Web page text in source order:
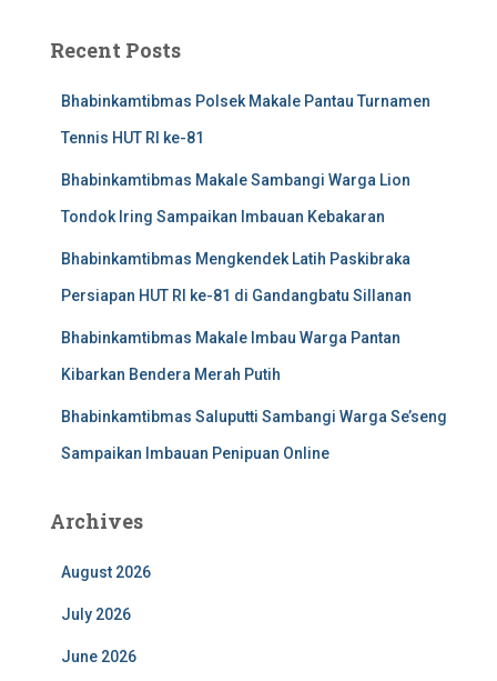
Recent Posts
Bhabinkamtibmas Polsek Makale Pantau Turnamen
Tennis HUT RI ke-81
Bhabinkamtibmas Makale Sambangi Warga Lion
Tondok Iring Sampaikan Imbauan Kebakaran
Bhabinkamtibmas Mengkendek Latih Paskibraka
Persiapan HUT RI ke-81 di Gandangbatu Sillanan
Bhabinkamtibmas Makale Imbau Warga Pantan
Kibarkan Bendera Merah Putih
Bhabinkamtibmas Saluputti Sambangi Warga Se’seng
Sampaikan Imbauan Penipuan Online
Archives
August 2026
July 2026
June 2026